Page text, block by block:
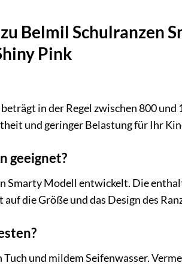
Belmil Schulranzen
Pink
in der Regel zwischen 800
und geringer Belastung für Ihr
geeignet?
Smarty Modell entwickelt. Die
die Größe und das Design des
und mildem Seifenwasser.